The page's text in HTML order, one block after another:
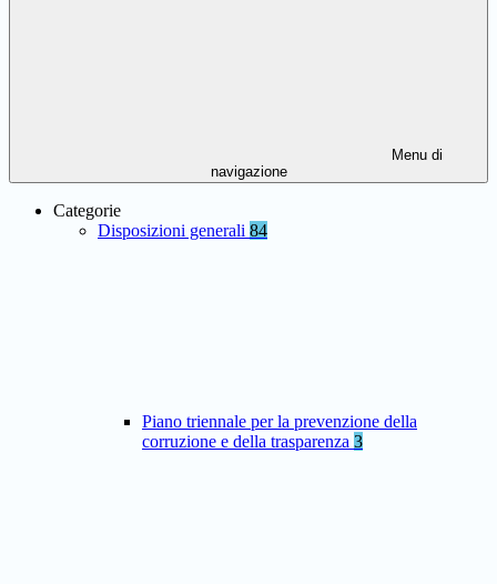
Menu di
navigazione
Categorie
Disposizioni generali 84
Piano triennale per la prevenzione della
corruzione e della trasparenza 3